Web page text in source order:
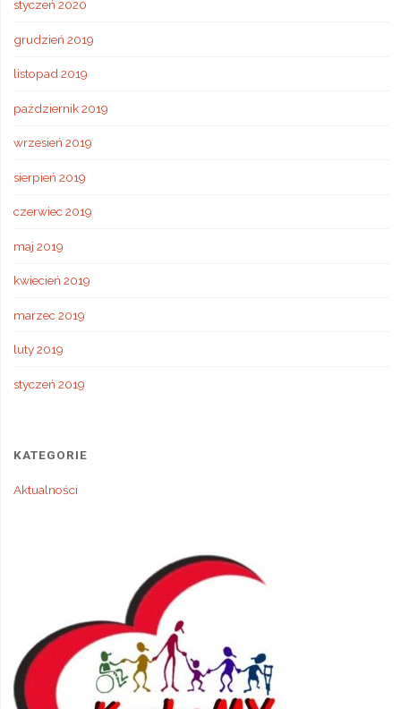
styczeń 2020
grudzień 2019
listopad 2019
październik 2019
wrzesień 2019
sierpień 2019
czerwiec 2019
maj 2019
kwiecień 2019
marzec 2019
luty 2019
styczeń 2019
KATEGORIE
Aktualności